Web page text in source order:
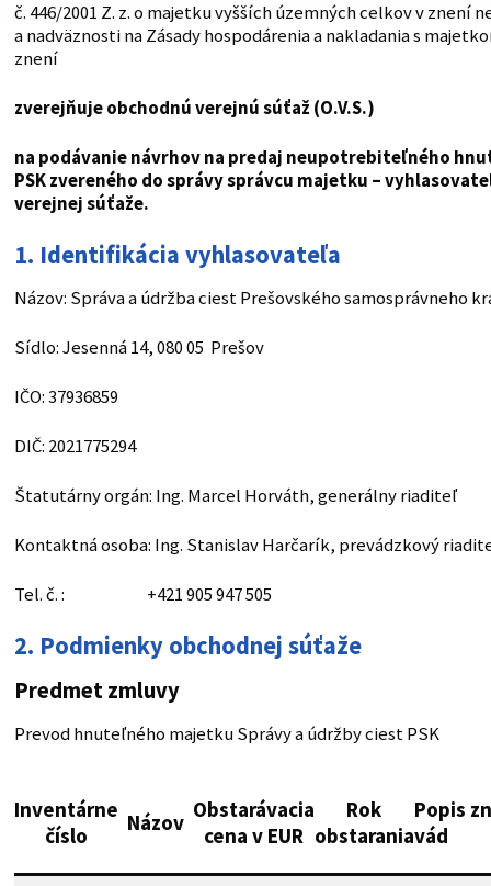
č. 446/2001 Z. z. o majetku vyšších územných celkov v znení
a nadväznosti na Zásady hospodárenia a nakladania s
znení
zverejňuje obchodnú verejnú súťaž (O.V.S.)
na podávanie návrhov na predaj neupotrebiteľného
PSK zvereného do správy správcu majetku –
verejnej súťaže.
1. Identifikácia vyhlasovateľa
Názov: Správa a údržba ciest Prešovského samosprávneho
Sídlo: Jesenná 14, 080 05 Prešov
IČO: 37936859
DIČ: 2021775294
Štatutárny orgán: Ing. Marcel Horváth, generálny riaditeľ
Kontaktná osoba: Ing. Stanislav Harčarík, prevádzkový
Tel. č. : +421 905 947 505
2. Podmienky obchodnej súťaže
Predmet zmluvy
Prevod hnuteľného majetku Správy a údržby ciest PSK
Inventárne
číslo
Názov Obstarávacia
cena v EUR
Rok
obstarania
Popis
vád